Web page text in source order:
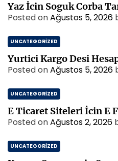
Yaz İcin Soguk Corba
Posted onAğustos 5, 2026
UNCATEGORIZED
Yurtici Kargo Desi
Posted onAğustos 5, 2026
UNCATEGORIZED
E Ticaret Siteleri İcin E
Posted onAğustos 2, 2026
UNCATEGORIZED